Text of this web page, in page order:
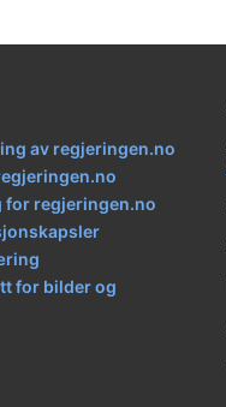
av regjeringen.no
regjeringen.no
for bilder og